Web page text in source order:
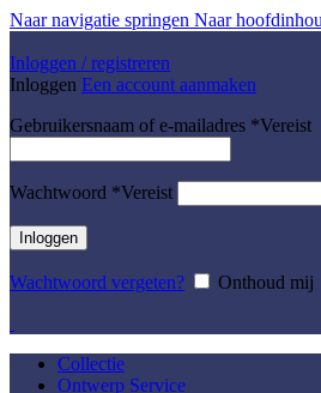
Naar navigatie springen Naar
Inloggen / registreren
Inloggen Een account aanmaken
Gebruikersnaam of e-mailadres *Vereist
Wachtwoord *Vereist
Inloggen
Wachtwoord vergeten? Onthoud mij
Collectie
Ontwerp Service